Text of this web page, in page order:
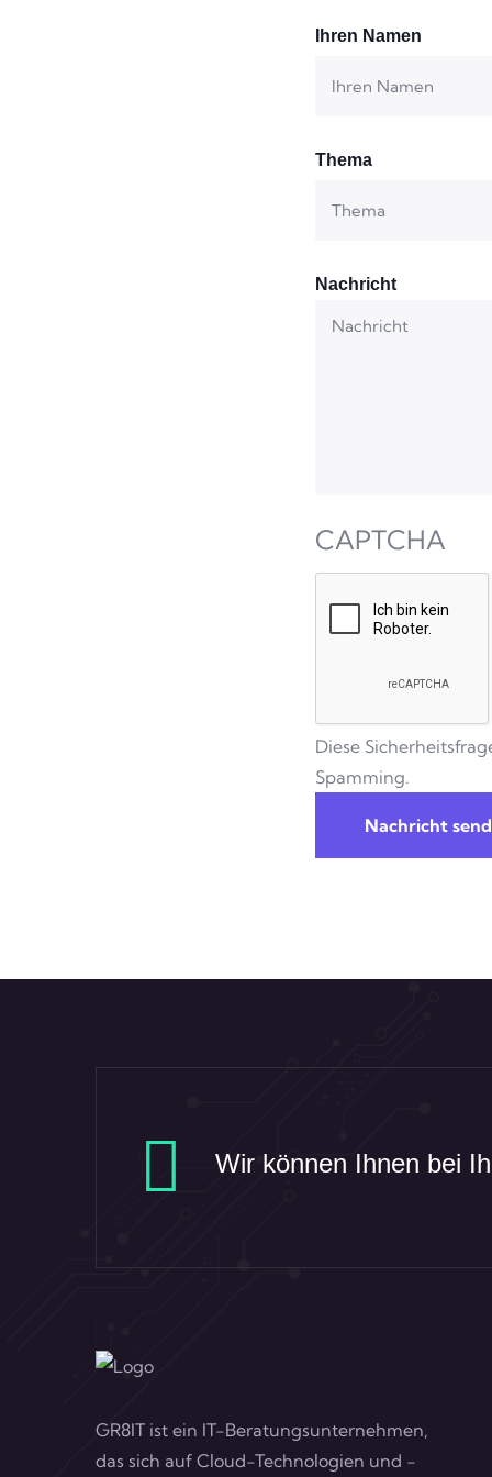
Ihren Namen
Thema
Nachricht
CAPTCHA
Diese
Spamming.
Wir können Ihnen bei
GR8IT ist ein IT-Beratungsunternehmen,
das sich auf Cloud-Technologien und -